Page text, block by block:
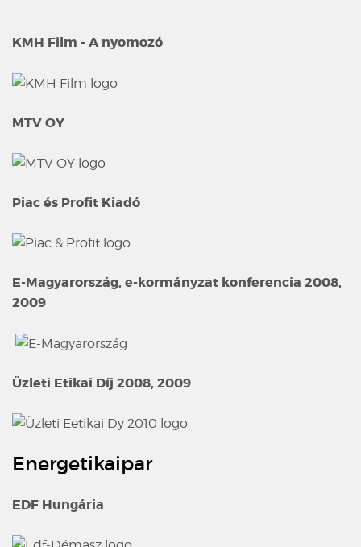
KMH Film - A nyomozó
MTV OY
Piac és Profit Kiadó
E-Magyarország, e-kormányzat konferencia 2008,
2009
Üzleti Etikai Díj 2008, 2009
Energetikaipar
EDF Hungária